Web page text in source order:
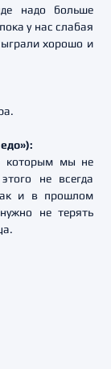
надо больше
у нас слабая
хорошо и
которым мы не
не всегда
и в прошлом
не терять